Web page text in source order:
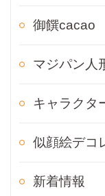
御饌cacao
マジパン人
キャラクタ
似顔絵デコ
新着情報